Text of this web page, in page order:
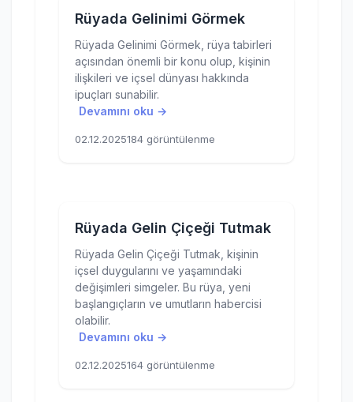
Rüyada Gelinimi Görmek
Rüyada Gelinimi Görmek, rüya tabirleri
açısından önemli bir konu olup, kişinin
ilişkileri ve içsel dünyası hakkında
ipuçları sunabilir.
Devamını oku →
02.12.2025184 görüntülenme
Rüyada Gelin Çiçeği Tutmak
Rüyada Gelin Çiçeği Tutmak, kişinin
içsel duygularını ve yaşamındaki
değişimleri simgeler. Bu rüya, yeni
başlangıçların ve umutların habercisi
olabilir.
Devamını oku →
02.12.2025164 görüntülenme